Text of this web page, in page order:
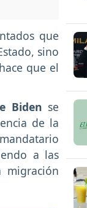
que
sino
que el
Biden se
de la
a las
migración